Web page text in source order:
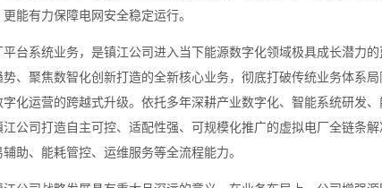
能有力保障电网安全稳定运行。
台系统业务，是镇江公司进入当下能源数字化领域极具成长潜力的
、聚焦数智化创新打造的全新核心业务，彻底打破传统业务体系局
化运营的跨越式升级。依托多年深耕产业数字化、智能系统研发
公司打造自主可控、适配性强、可规模化推广的虚拟电厂全链条
助、能耗管控、运维服务等全流程能力。